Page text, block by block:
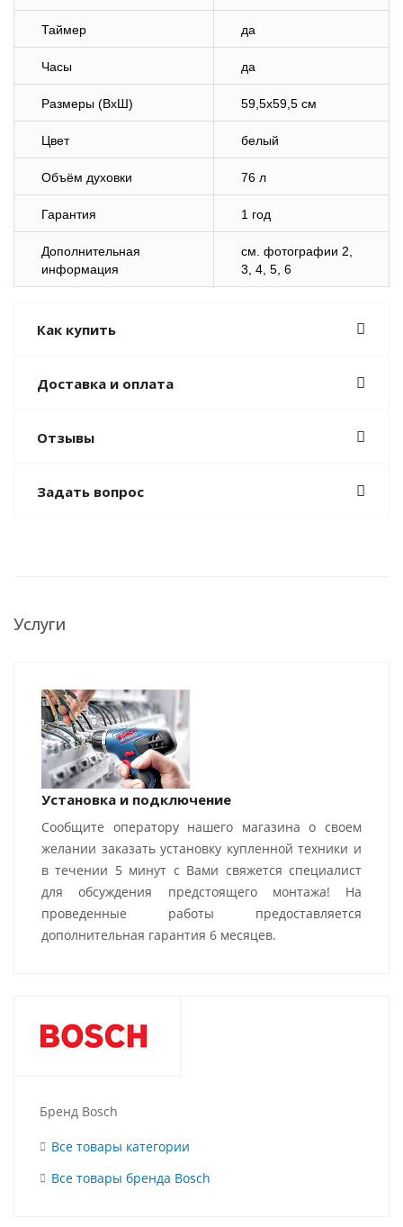
Таймер да
Часы да
Размеры (ВхШ) 59,5х59,5 см
Цвет белый
Объём духовки 76 л
Гарантия 1 год
Дополнительная
информация
cм. фотографии 2,
3, 4, 5, 6
Как купить
Доставка и оплата
Отзывы
Задать вопрос
Услуги
Установка и подключение
Сообщите оператору нашего магазина о своем
желании заказать установку купленной техники и
в течении 5 минут с Вами свяжется специалист
для обсуждения предстоящего монтажа! На
проведенные работы предоставляется
дополнительная гарантия 6 месяцев.
Бренд Bosch
Все товары категории
Все товары бренда Bosch